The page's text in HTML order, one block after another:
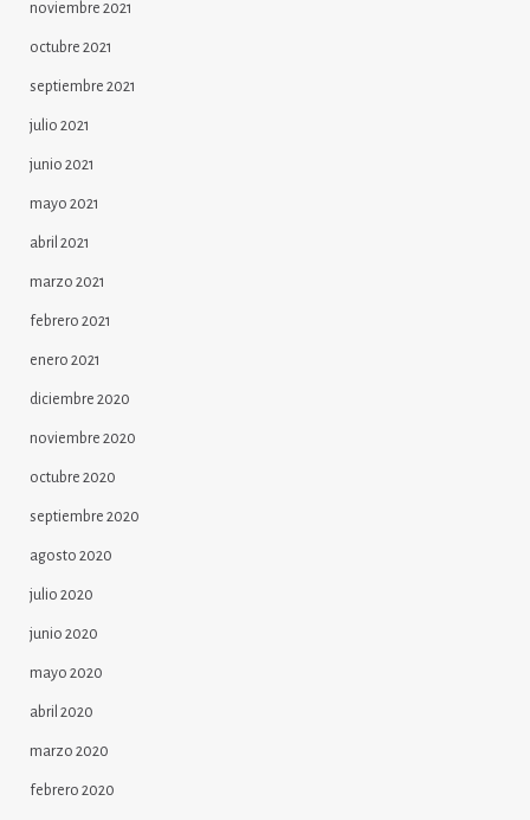
noviembre 2021
octubre 2021
septiembre 2021
julio 2021
junio 2021
mayo 2021
abril 2021
marzo 2021
febrero 2021
enero 2021
diciembre 2020
noviembre 2020
octubre 2020
septiembre 2020
agosto 2020
julio 2020
junio 2020
mayo 2020
abril 2020
marzo 2020
febrero 2020